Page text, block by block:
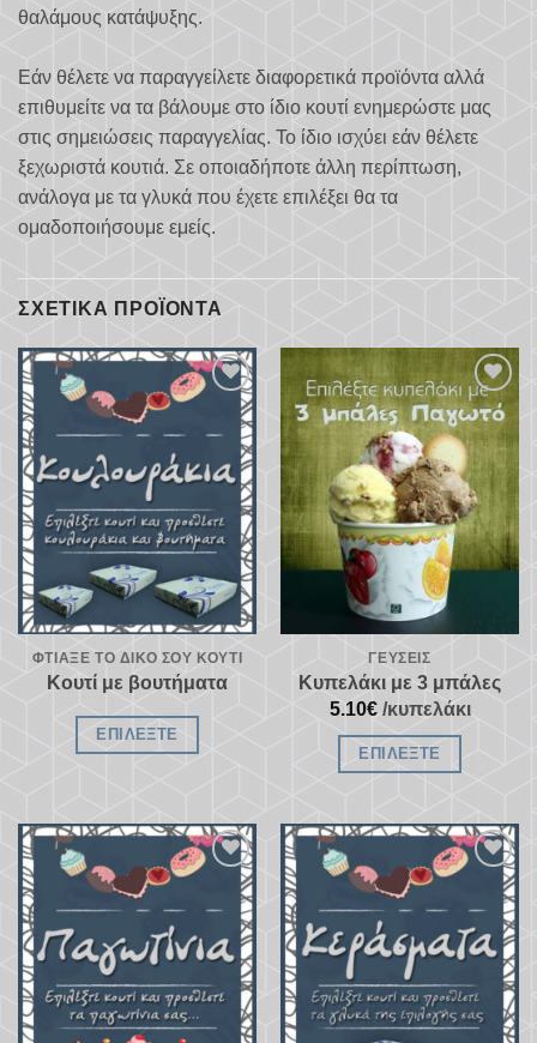
θαλάμους κατάψυξης.
Εάν θέλετε να παραγγείλετε διαφορετικά προϊόντα αλλά
επιθυμείτε να τα βάλουμε στο ίδιο κουτί ενημερώστε μας
στις σημειώσεις παραγγελίας. Το ίδιο ισχύει εάν θέλετε
ξεχωριστά κουτιά. Σε οποιαδήποτε άλλη περίπτωση,
ανάλογα με τα γλυκά που έχετε επιλέξει θα τα
ομαδοποιήσουμε εμείς.
ΣΧΕΤΙΚΆ ΠΡΟΪΌΝΤΑ
Προσθήκη
αγαπημένα
ΦΤΙΆΞΕ ΤΟ ΔΙΚΌ ΣΟΥ ΚΟΥΤΊ
Κουτί με βουτήματα
ΕΠΙΛΈΞΤΕ
Προσθήκη
στα
αγαπημένα
ΓΕΎΣΕΙΣ
Κυπελάκι με 3 μπάλες
5.10€/κυπελάκι
ΕΠΙΛΈΞΤΕ
Προσθήκη
αγαπημένα
Προσθήκη
αγαπημένα